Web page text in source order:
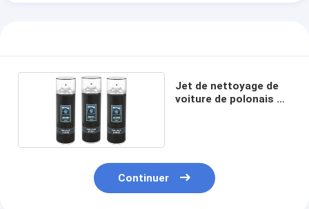
Jet de nettoyage de
voiture de polonais de
Continuer